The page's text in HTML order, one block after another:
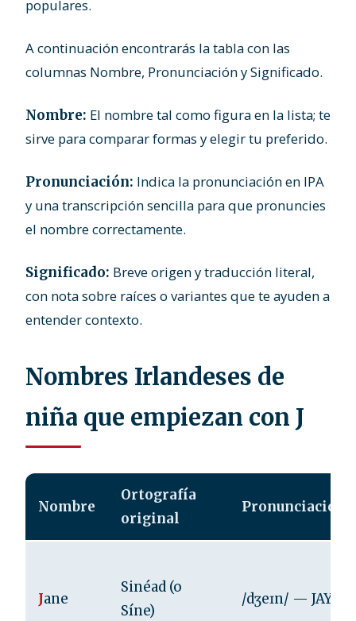
populares.
A continuación encontrarás la tabla con las
columnas Nombre, Pronunciación y Significado.
Nombre: El nombre tal como figura en la lista; te
sirve para comparar formas y elegir tu preferido.
Pronunciación: Indica la pronunciación en IPA
y una transcripción sencilla para que pronuncies
el nombre correctamente.
Significado: Breve origen y traducción literal,
con nota sobre raíces o variantes que te ayuden a
entender contexto.
Nombres Irlandeses de
niña que empiezan con J
Nombre
Ortografía
original
Pronunciación
Jane
Sinéad (o
Síne)
/dʒeɪn/ — JAYN